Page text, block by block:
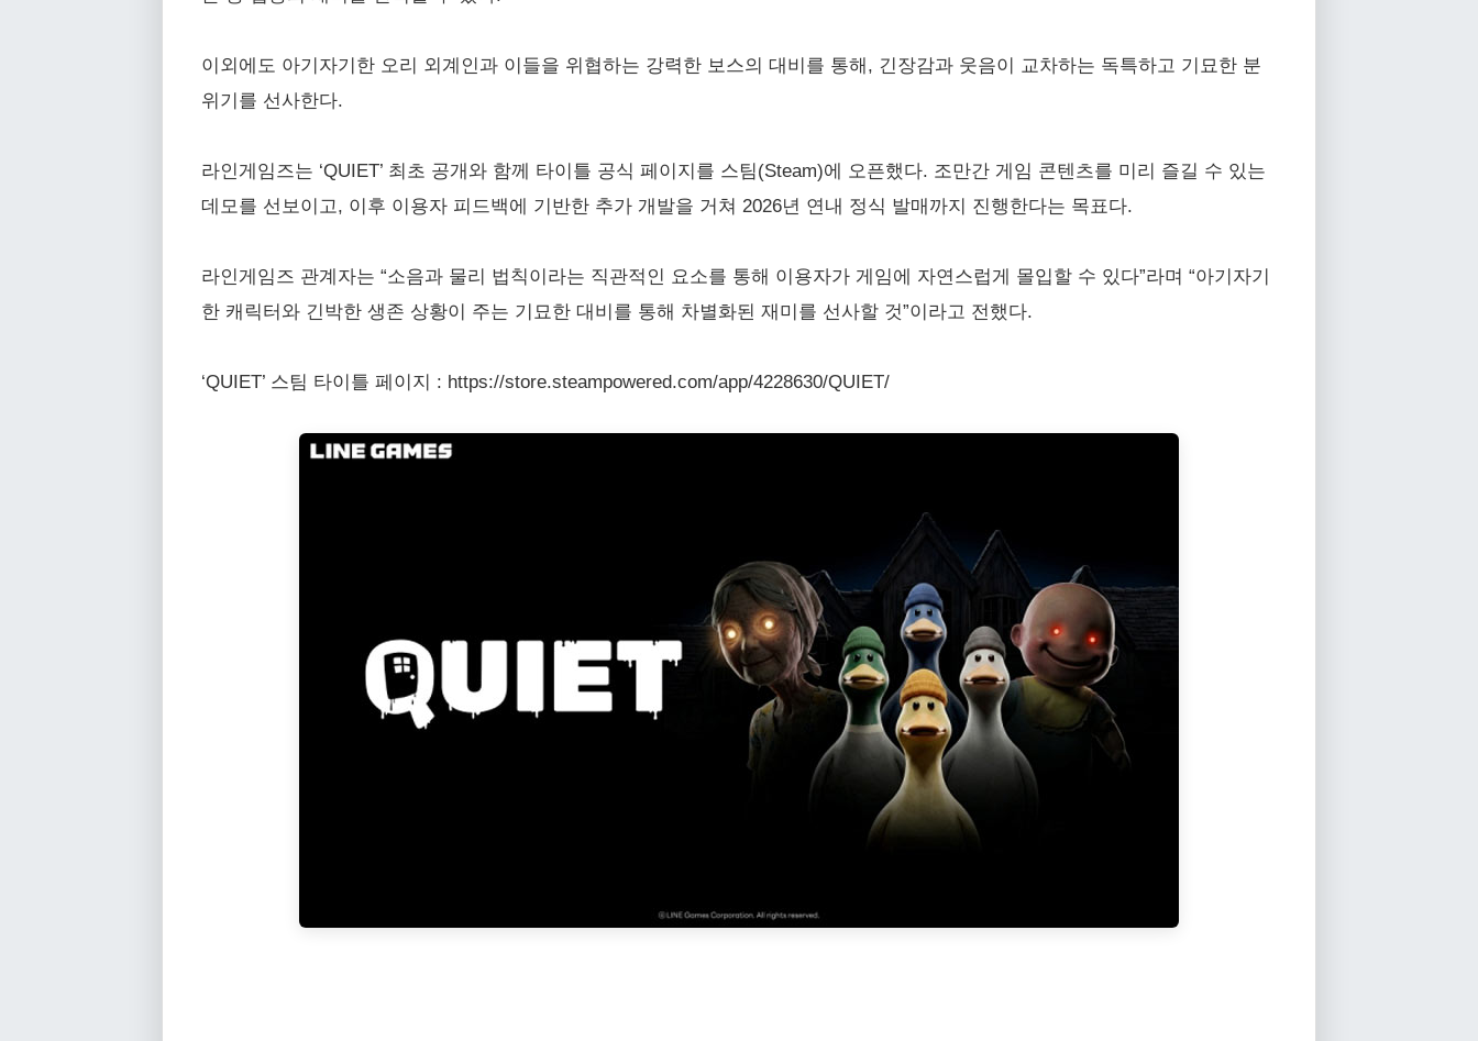
이외에도 아기자기한 오리 외계인과 이들을 위협하는 강력한 보스의 대비를 통해, 긴장감과 웃음이 교차하는 독특하고 기묘한 분
위기를 선사한다.
라인게임즈는 ‘QUIET’ 최초 공개와 함께 타이틀 공식 페이지를 스팀(Steam)에 오픈했다. 조만간 게임 콘텐츠를 미리 즐길 수 있는
데모를 선보이고, 이후 이용자 피드백에 기반한 추가 개발을 거쳐 2026년 연내 정식 발매까지 진행한다는 목표다.
라인게임즈 관계자는 “소음과 물리 법칙이라는 직관적인 요소를 통해 이용자가 게임에 자연스럽게 몰입할 수 있다”라며 “아기자기
한 캐릭터와 긴박한 생존 상황이 주는 기묘한 대비를 통해 차별화된 재미를 선사할 것”이라고 전했다.
‘QUIET’ 스팀 타이틀 페이지 : https://store.steampowered.com/app/4228630/QUIET/